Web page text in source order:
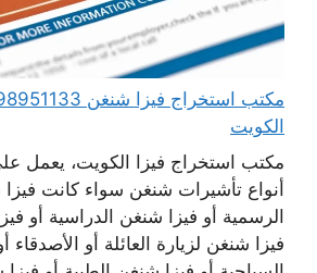
الكويت
مكتب استخراج فيزا الكويت، يعمل
أنواع تأشيرات شنغن سواء كانت فيزا
الرسمية أو فيزا شنغن الدراسية أو
فيزا شنغن لزيارة العائلة أو الأصدقاء